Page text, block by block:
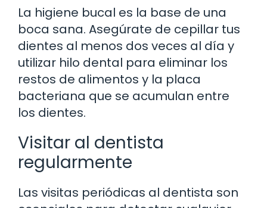
La higiene bucal es la base de una
boca sana. Asegúrate de cepillar tus
dientes al menos dos veces al día y
utilizar hilo dental para eliminar los
restos de alimentos y la placa
bacteriana que se acumulan entre
los dientes.
Visitar al dentista
regularmente
Las visitas periódicas al dentista son